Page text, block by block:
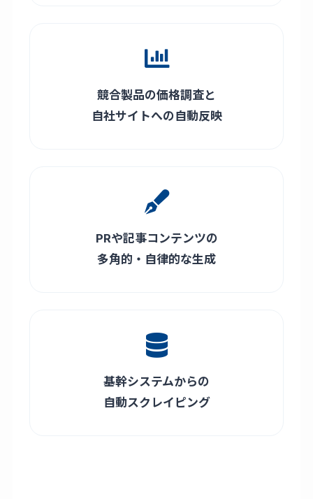
競合製品の価格調査と
自社サイトへの自動反映
PRや記事コンテンツの
多角的・自律的な生成
基幹システムからの
自動スクレイピング